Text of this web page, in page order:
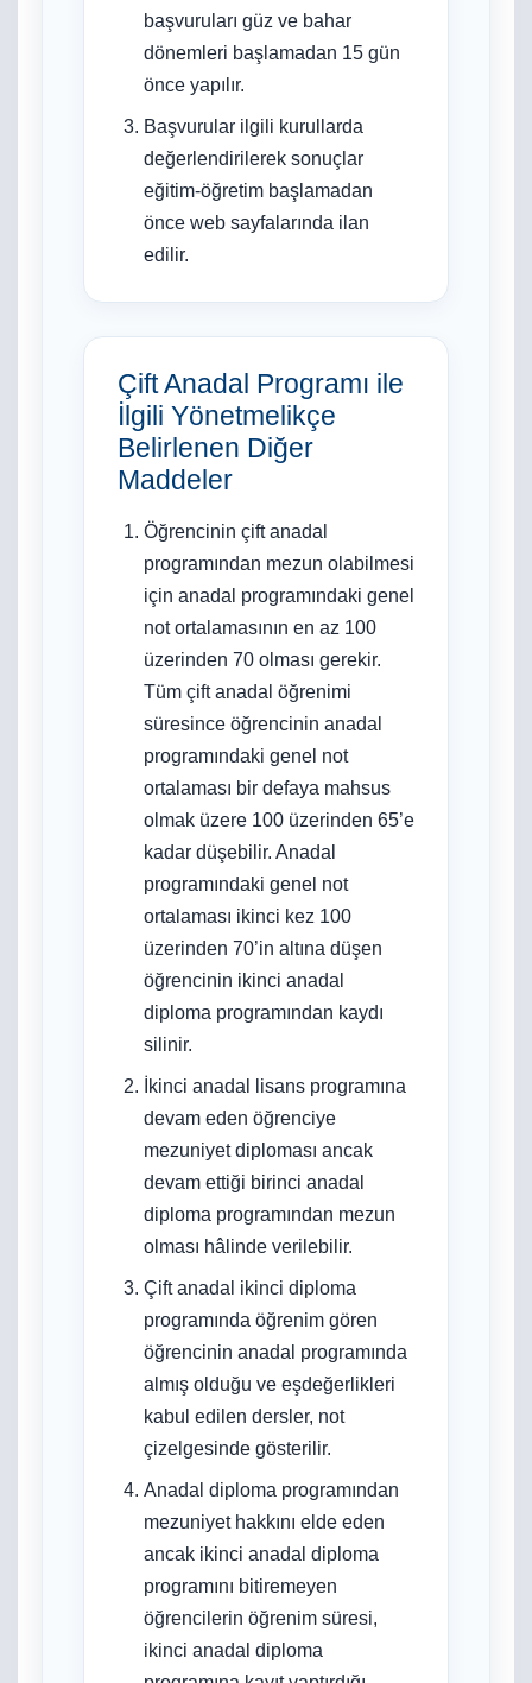
başvuruları güz ve bahar
dönemleri başlamadan 15 gün
önce yapılır.
Başvurular ilgili kurullarda
değerlendirilerek sonuçlar
eğitim-öğretim başlamadan
önce web sayfalarında ilan
edilir.
Çift Anadal Programı ile
İlgili Yönetmelikçe
Belirlenen Diğer
Maddeler
Öğrencinin çift anadal
programından mezun olabilmesi
için anadal programındaki genel
not ortalamasının en az 100
üzerinden 70 olması gerekir.
Tüm çift anadal öğrenimi
süresince öğrencinin anadal
programındaki genel not
ortalaması bir defaya mahsus
olmak üzere 100 üzerinden 65’e
kadar düşebilir. Anadal
programındaki genel not
ortalaması ikinci kez 100
üzerinden 70’in altına düşen
öğrencinin ikinci anadal
diploma programından kaydı
silinir.
İkinci anadal lisans programına
devam eden öğrenciye
mezuniyet diploması ancak
devam ettiği birinci anadal
diploma programından mezun
olması hâlinde verilebilir.
Çift anadal ikinci diploma
programında öğrenim gören
öğrencinin anadal programında
almış olduğu ve eşdeğerlikleri
kabul edilen dersler, not
çizelgesinde gösterilir.
Anadal diploma programından
mezuniyet hakkını elde eden
ancak ikinci anadal diploma
programını bitiremeyen
öğrencilerin öğrenim süresi,
ikinci anadal diploma